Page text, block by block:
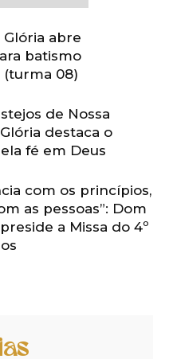
Glória abre
batismo
08)
de Nossa
destaca o
fé em Deus
com os princípios,
as pessoas”: Dom
a Missa do 4º